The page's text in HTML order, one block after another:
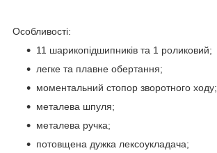
Особливості:
11 шарикопідшипників та 1 роликовий;
легке та плавне обертання;
моментальний стопор зворотного ходу;
металева шпуля;
металева ручка;
потовщена дужка лексоукладача;